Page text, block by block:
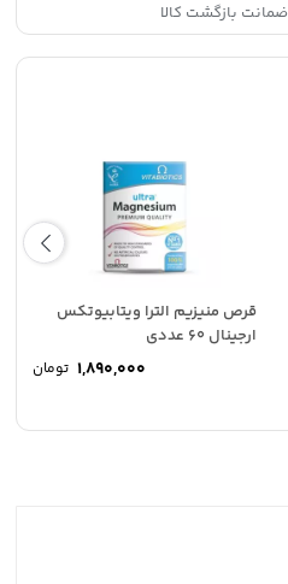
ضمانت بازگشت کالا
قرص منیزیم الترا ویتابیوتکس
ارجینال 60 عددی
1,890,000 تومان